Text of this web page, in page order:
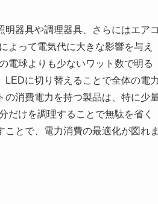
器具や調理器具、さらにはエアコ
よって電気代に大きな影響を与え
電球よりも少ないワット数で明る
LEDに切り替えることで全体の電力
の消費電力を持つ製品は、特に少
だけを調理することで無駄を省く
とで、電力消費の最適化が図れま